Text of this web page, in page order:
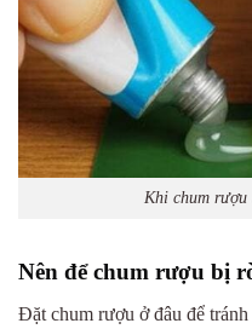
Khi chum rượu
Nên để chum rượu bị
Đặt chum rượu ở đâu để